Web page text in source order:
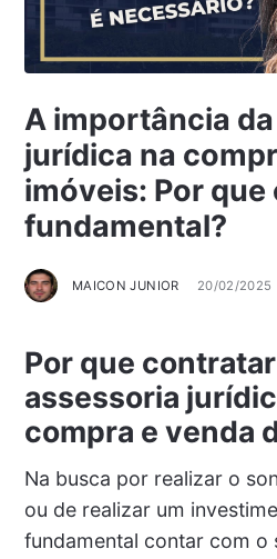
A importância
jurídica na
imóveis: Por que
fundamental?
MAICON JUNIOR 20/02/2025
Por que
assessoria
compra e venda
Na busca por realizar o
ou de realizar um
fundamental contar com o